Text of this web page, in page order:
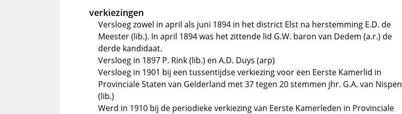
verkiezingen
Versloeg zowel in april als juni 1894 in het district Elst na herstemming E.D. de
Meester (lib.). In april 1894 was het zittende lid G.W. baron van Dedem (a.r.) de
derde kandidaat.
Versloeg in 1897 P. Rink (lib.) en A.D. Duys (arp)
Versloeg in 1901 bij een tussentijdse verkiezing voor een Eerste Kamerlid in
Provinciale Staten van Gelderland met 37 tegen 20 stemmen jhr. G.A. van Nispen
(lib.)
Werd in 1910 bij de periodieke verkiezing van Eerste Kamerleden in Provinciale